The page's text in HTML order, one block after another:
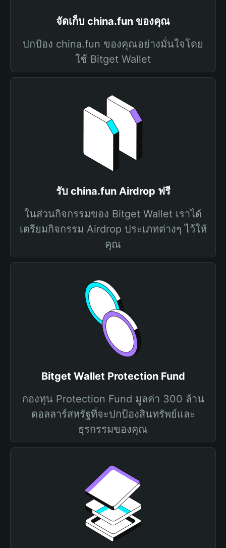
จัดเก็บ china.fun ของคุณ
ปกป้อง china.fun ของคุณอย่างมั่นใจโดย
ใช้ Bitget Wallet
รับ china.fun Airdrop ฟรี
ในส่วนกิจกรรมของ Bitget Wallet เราได้
เตรียมกิจกรรม Airdrop ประเภทต่างๆ ไว้ให้
คุณ
Bitget Wallet Protection Fund
กองทุน Protection Fund มูลค่า 300 ล้าน
ดอลลาร์สหรัฐที่จะปกป้องสินทรัพย์และ
ธุรกรรมของคุณ